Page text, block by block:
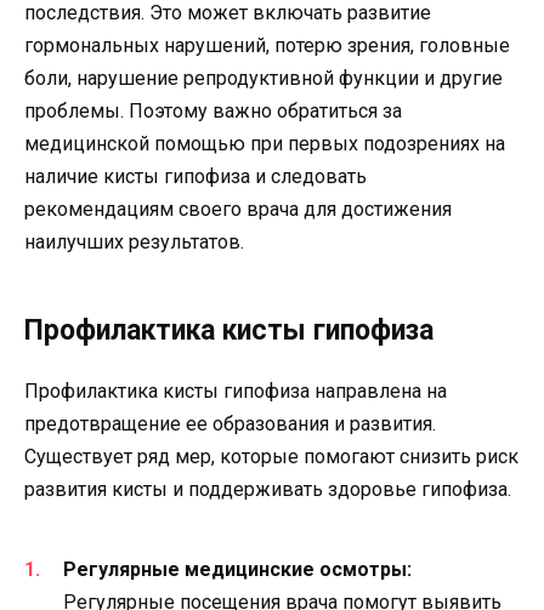
последствия. Это может включать развитие
гормональных нарушений, потерю зрения, головные
боли, нарушение репродуктивной функции и другие
проблемы. Поэтому важно обратиться за
медицинской помощью при первых подозрениях на
наличие кисты гипофиза и следовать
рекомендациям своего врача для достижения
наилучших результатов.
Профилактика кисты гипофиза
Профилактика кисты гипофиза направлена на
предотвращение ее образования и развития.
Существует ряд мер, которые помогают снизить риск
развития кисты и поддерживать здоровье гипофиза.
Регулярные медицинские осмотры:
Регулярные посещения врача помогут выявить